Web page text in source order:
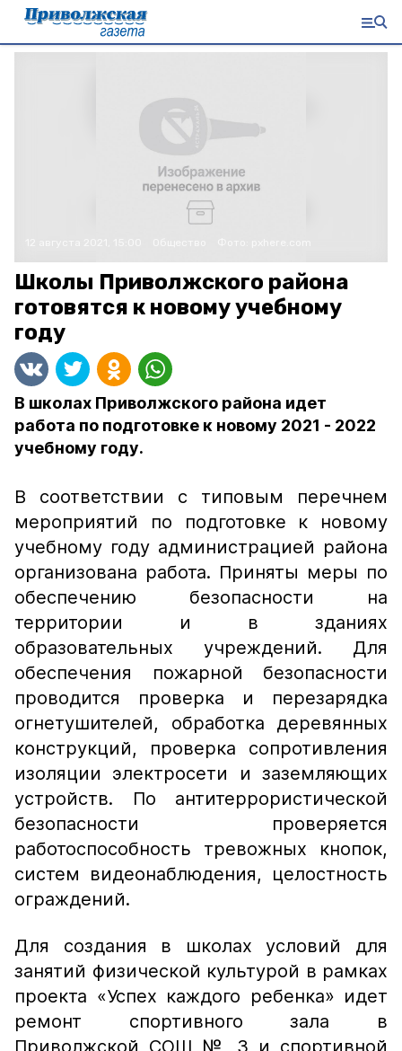
Школы Приволжского района
готовятся к новому учебному
году
В школах Приволжского района идет
работа по подготовке к новому 2021 - 2022
учебному году.
В соответствии с типовым перечнем
мероприятий по подготовке к новому
учебному году администрацией района
организована работа. Приняты меры по
обеспечению безопасности на
территории и в зданиях
образовательных учреждений. Для
обеспечения пожарной безопасности
проводится проверка и перезарядка
огнетушителей, обработка деревянных
конструкций, проверка сопротивления
изоляции электросети и заземляющих
устройств. По антитеррористической
безопасности проверяется
работоспособность тревожных кнопок,
систем видеонаблюдения, целостность
ограждений.
Для создания в школах условий для
занятий физической культурой в рамках
проекта «Успех каждого ребенка» идет
ремонт спортивного зала в
Приволжской СОШ № 3 и спортивной